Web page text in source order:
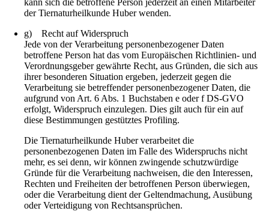
kann sich die betroffene Person jederzeit an einen Mitarbeiter
der Tiernaturheilkunde Huber wenden.
g) Recht auf Widerspruch
Jede von der Verarbeitung personenbezogener Daten
betroffene Person hat das vom Europäischen Richtlinien- und
Verordnungsgeber gewährte Recht, aus Gründen, die sich aus
ihrer besonderen Situation ergeben, jederzeit gegen die
Verarbeitung sie betreffender personenbezogener Daten, die
aufgrund von Art. 6 Abs. 1 Buchstaben e oder f DS-GVO
erfolgt, Widerspruch einzulegen. Dies gilt auch für ein auf
diese Bestimmungen gestütztes Profiling.
Die Tiernaturheilkunde Huber verarbeitet die
personenbezogenen Daten im Falle des Widerspruchs nicht
mehr, es sei denn, wir können zwingende schutzwürdige
Gründe für die Verarbeitung nachweisen, die den Interessen,
Rechten und Freiheiten der betroffenen Person überwiegen,
oder die Verarbeitung dient der Geltendmachung, Ausübung
oder Verteidigung von Rechtsansprüchen.